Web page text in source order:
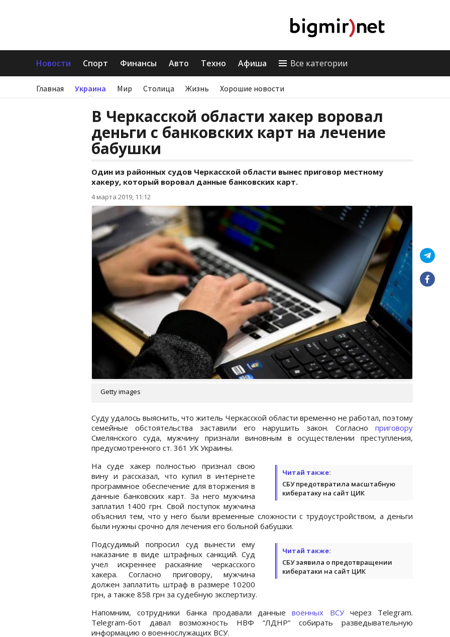
Новости Спорт Финансы Авто Техно Афиша Все категории
Главная Украина Мир Столица Жизнь Хорошие новости
В Черкасской области хакер воровал
деньги с банковских карт на лечение
бабушки
Один из районных судов Черкасской области вынес приговор местному
хакеру, который воровал данные банковских карт.
4 марта 2019, 11:12
Getty images
Суду удалось выяснить, что житель Черкасской области временно не работал, поэтому
семейные обстоятельства заставили его нарушить закон. Согласно приговору
Смелянского суда, мужчину признали виновным в осуществлении преступления,
предусмотренного ст. 361 УК Украины.
Читай также:
СБУ предотвратила масштабную
кибератаку на сайт ЦИК
На суде хакер полностью признал свою
вину и рассказал, что купил в интернете
программное обеспечение для вторжения в
данные банковских карт. За него мужчина
заплатил 1400 грн. Свой поступок мужчина
объяснил тем, что у него были временные сложности с трудоустройством, а деньги
были нужны срочно для лечения его больной бабушки.
Читай также:
СБУ заявила о предотвращении
кибератаки на сайт ЦИК
Подсудимый попросил суд вынести ему
наказание в виде штрафных санкций. Суд
учел искреннее раскаяние черкасского
хакера. Согласно приговору, мужчина
должен заплатить штраф в размере 10200
грн, а также 858 грн за судебную экспертизу.
Напомним, сотрудники банка продавали данныевоенных ВСУ через Telegram.
Telegram-бот давал возможность НВФ “ЛДНР“ собирать разведывательную
информацию о военнослужащих ВСУ.